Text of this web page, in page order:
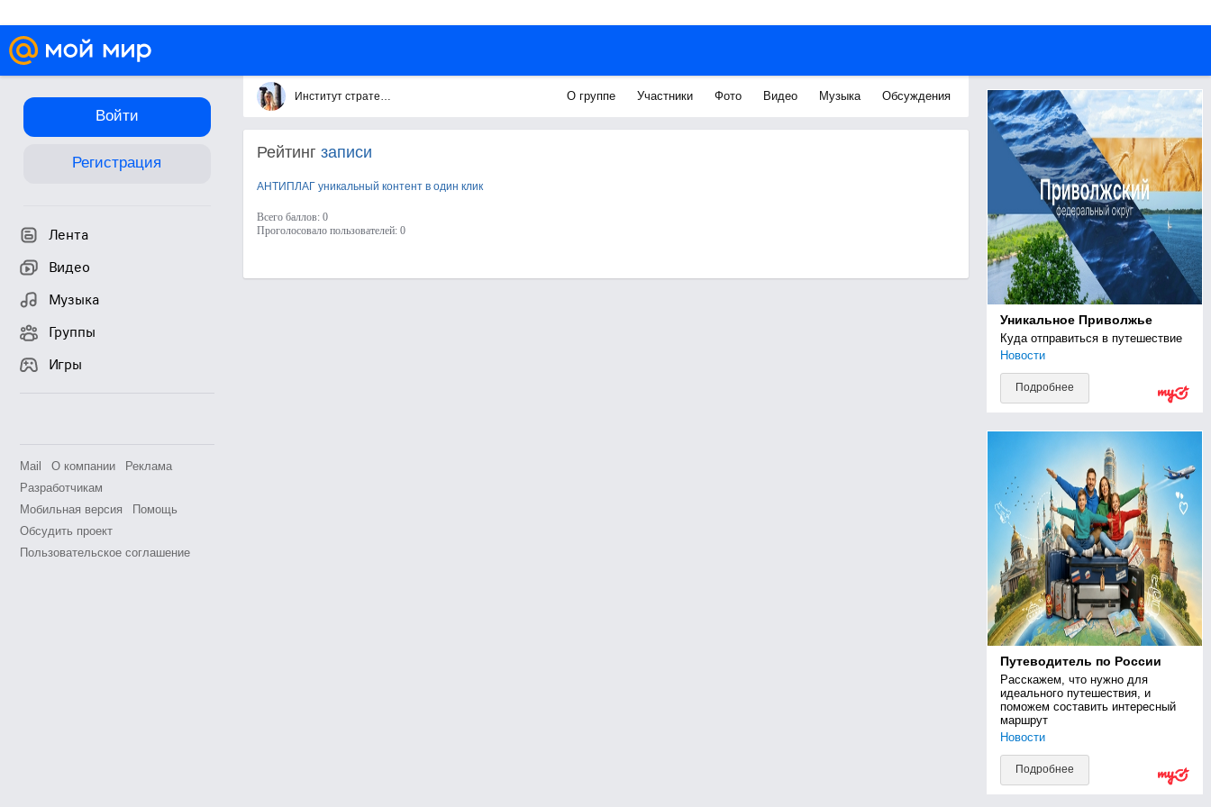
Войти
Регистрация
Лента
Видео
Музыка
Группы
Игры
Mail О компании
Реклама
Разработчикам
Мобильная версия
Помощь
Обсудить проект
Пользовательское соглашение
Институт стратегического анализа нарративных систем О группе Участники Фото Видео Музыка Обсуждения
Рейтинг записи
АНТИПЛАГ уникальный контент в один клик
Всего баллов: 0
Проголосовало пользователей: 0
Уникальное Приволжье
Куда отправиться в путешествие
Новости
Подробнее
Путеводитель по России
Расскажем, что нужно для
идеального путешествия, и
поможем составить интересный
маршрут
Новости
Подробнее